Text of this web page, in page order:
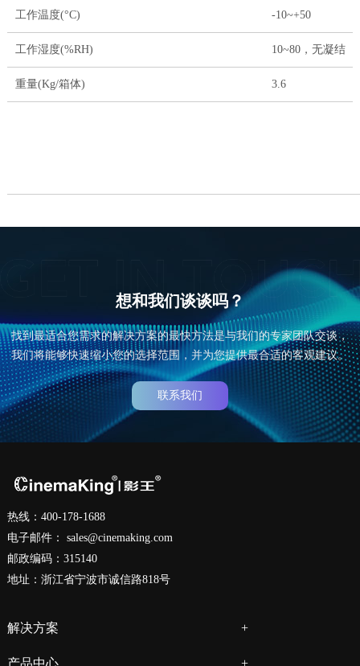
工作温度(°C) -10~+50
工作湿度(%RH) 10~80，无凝结
重量(Kg/箱体) 3.6
想和我们谈谈吗？
找到最适合您需求的解决方案的最快方法是与我们的专家团队交谈，
我们将能够快速缩小您的选择范围，并为您提供最合适的客观建议。
联系我们
热线：400-178-1688
电子邮件： sales@cinemaking.com
邮政编码：315140
地址：浙江省宁波市诚信路818号
解决方案